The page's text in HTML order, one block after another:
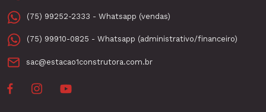
(75) 99252-2333 - Whatsapp (vendas)
(75) 99910-0825 - Whatsapp (administrativo/financeiro)
sac@estacao1construtora.com.br